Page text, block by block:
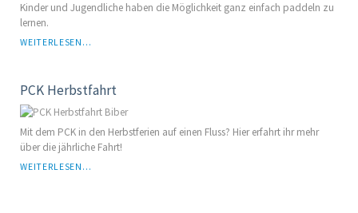
Kinder und Jugendliche haben die Möglichkeit ganz einfach paddeln zu
lernen.
WEITERLESEN...
PCK Herbstfahrt
Mit dem PCK in den Herbstferien auf einen Fluss? Hier erfahrt ihr mehr
über die jährliche Fahrt!
WEITERLESEN...